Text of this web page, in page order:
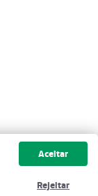
Aceitar
Rejeitar